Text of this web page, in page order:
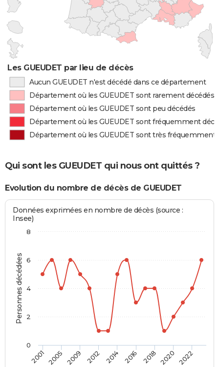
Les GUEUDET par lieu de décès
Aucun GUEUDET n'est décédé dans ce département
Département où les GUEUDET sont rarement décédés
Département où les GUEUDET sont peu décédés
Département où les GUEUDET sont fréquemment
Département où les GUEUDET sont très fréquemment
Qui sont les GUEUDET qui nous ont quittés ?
Evolution du nombre de décès de GUEUDET
Personnes décédées
Données exprimées en nombre de décès (source :
Insee)
2001 2005 2009 2012 2014 2016 2018 2020 2022
0
2
4
6
8